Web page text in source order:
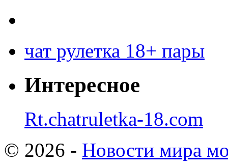
чат рулетка 18+ пары
Интересное
Rt.chatruletka-18.com
© 2026 - Новости мира